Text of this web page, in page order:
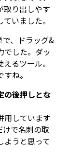
取り出しやす
いました。
で、ドラッグ&
でした。ダッ
るツール。
ね。
の後押しとな
用しています
けで名刺の取
ようと思って